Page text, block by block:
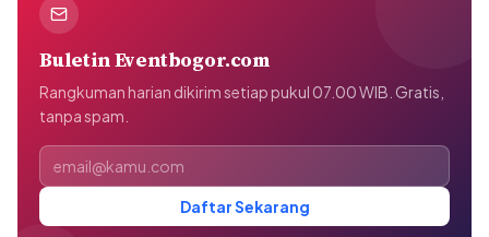
Buletin Eventbogor.com
Rangkuman harian dikirim setiap pukul 07.00 WIB. Gratis,
tanpa spam.
Alamat email
Daftar Sekarang